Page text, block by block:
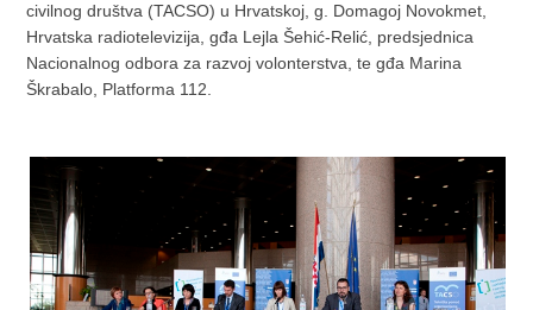
civilnog društva (TACSO) u Hrvatskoj, g. Domagoj Novokmet,
Hrvatska radiotelevizija, gđa Lejla Šehić-Relić, predsjednica
Nacionalnog odbora za razvoj volonterstva, te gđa Marina
Škrabalo, Platforma 112.